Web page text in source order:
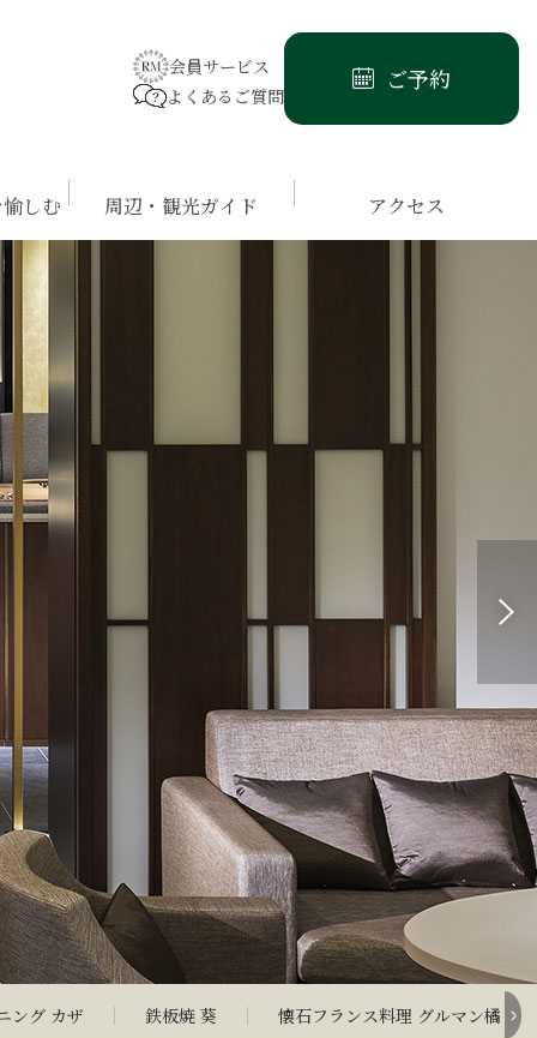
会員サービス
よくあるご質問
ご予約
しむ 周辺・観光ガイド アクセス
ング カザ 鉄板焼 葵 懐石フランス料理 グルマン橘